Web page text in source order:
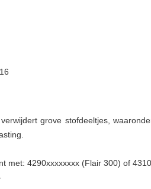
grove stofdeeltjes,
met: 4290xxxxxxxx (Flair 300) of